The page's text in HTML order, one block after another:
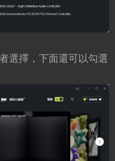
選擇，下面還可以勾選